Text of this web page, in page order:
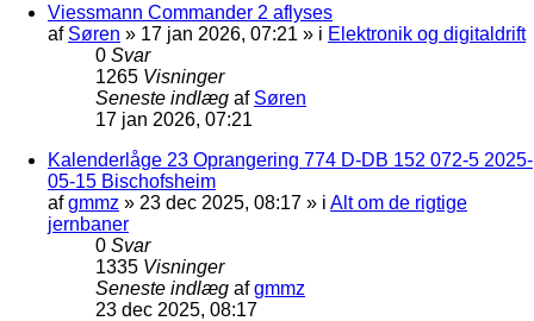
Viessmann Commander 2 aflyses
af Søren » 17 jan 2026, 07:21 » i Elektronik og digitaldrift
0 Svar
1265 Visninger
Seneste indlæg af Søren
17 jan 2026, 07:21
Kalenderlåge 23 Oprangering 774 D-DB 152 072-5 2025-
05-15 Bischofsheim
afgmmz » 23 dec 2025, 08:17 » i Alt om de rigtige
jernbaner
0 Svar
1335 Visninger
Seneste indlæg afgmmz
23 dec 2025, 08:17